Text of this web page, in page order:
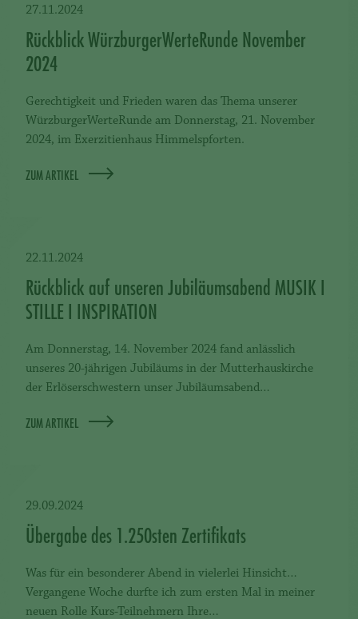
Rückblick WürzburgerWerteRunde November
2024
Gerechtigkeit und Frieden waren das Thema unserer
WürzburgerWerteRunde am Donnerstag, 21. November
2024, im Exerzitienhaus Himmelspforten.
ZUM ARTIKEL
27.11.2024
Rückblick auf unseren Jubiläumsabend MUSIK I
STILLE I INSPIRATION
Am Donnerstag, 14. November 2024 fand anlässlich
unseres 20-jährigen Jubiläums in der Mutterhauskirche
der Erlöserschwestern unser Jubiläumsabend…
ZUM ARTIKEL
22.11.2024
Übergabe des 1.250sten Zertifikats
Was für ein besonderer Abend in vielerlei Hinsicht…
Vergangene Woche durfte ich zum ersten Mal in meiner
neuen Rolle Kurs-Teilnehmern Ihre…
29.09.2024